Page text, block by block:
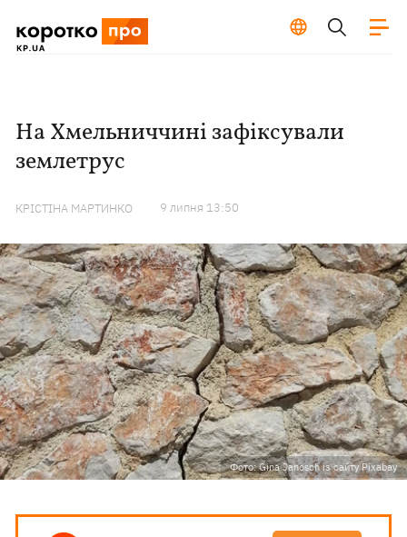
На Хмельниччині зафіксували
землетрус
КРІСТІНА МАРТИНКО 9 липня 13:50
Фото: Gina Janosch із сайту Pixabay